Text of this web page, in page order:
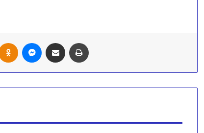
Одноклассники
MessengerПоделиться через электронную почту